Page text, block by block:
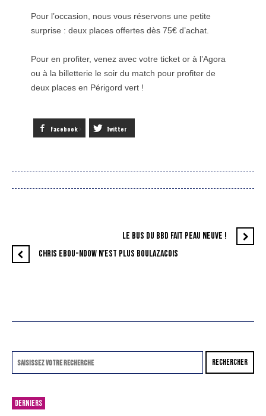
Pour l’occasion, nous vous réservons une petite
surprise : deux places offertes dès 75€ d’achat.
Pour en profiter, venez avec votre ticket or à l’Agora
ou à la billetterie le soir du match pour profiter de
deux places en Périgord vert !
Facebook Twitter
LE BUS DU BBD FAIT PEAU NEUVE !
CHRIS EBOU-NDOW N’EST PLUS BOULAZACOIS
RECHERCHER
DERNIERS